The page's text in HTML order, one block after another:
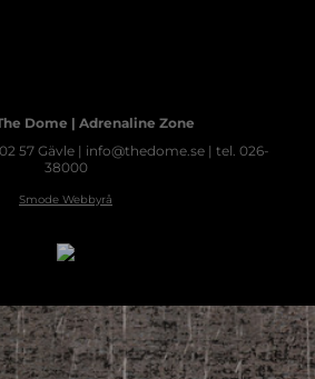
Dome | Adrenaline Zone
57 Gävle | info@thedome.se | tel. 026-
38000
Smode Webbyrå